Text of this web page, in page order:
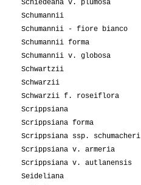
Schiedeana v. plumosa
Schumannii
Schumannii - fiore bianco
Schumannii forma
Schumannii v. globosa
Schwartzii
Schwarzii
Schwarzii f. roseiflora
Scrippsiana
Scrippsiana forma
Scrippsiana ssp. schumacheri
Scrippsiana v. armeria
Scrippsiana v. autlanensis
Seideliana